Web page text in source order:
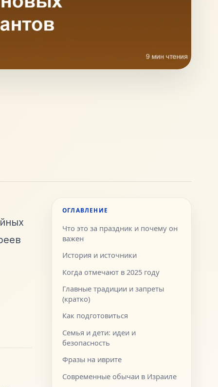
ОГЛАВЛЕНИЕ
Что это за праздник и почему он
важен
История и источники
Когда отмечают в 2025 году
Главные традиции и запреты
(кратко)
Как подготовиться
Семья и дети: идеи и
безопасность
Фразы на иврите
Современные обычаи в Израиле